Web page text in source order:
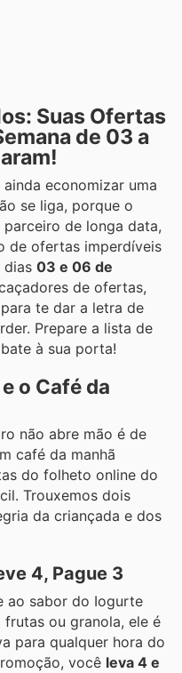
Suas Ofertas
de 03 a
economizar uma
se liga, porque o
parceiro de longa data,
de ofertas imperdíveis
dias 03 e 06 de
de ofertas,
te dar a letra de
Prepare a lista de
à sua porta!
o Café da
não abre mão é de
café da manhã
do folheto online do
Trouxemos dois
da criançada e dos
4, Pague 3
ao sabor do Iogurte
frutas ou granola, ele é
para qualquer hora do
você leva 4 e